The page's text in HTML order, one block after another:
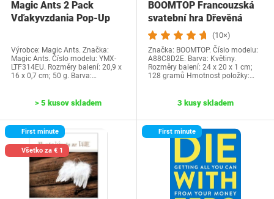
Magic Ants 2 Pack
Vďakyvzdania Pop-Up
Výrobce: Magic Ants. Značka:
Magic Ants. Číslo modelu: YMX-
LTF314EU. Rozměry balení: 20,9 x
16 x 0,7 cm; 50 g. Barva:…
> 5 kusov skladem
BOOMTOP Francouzská
svatební hra Dřevěná
cedulka a kvízové…
(10×)
Značka: BOOMTOP. Číslo modelu:
A88C8D2E. Barva: Květiny.
Rozměry balení: 24 x 20 x 1 cm;
128 gramů Hmotnost položky:…
3 kusy skladem
First minute
Všetko za € 1
First minute